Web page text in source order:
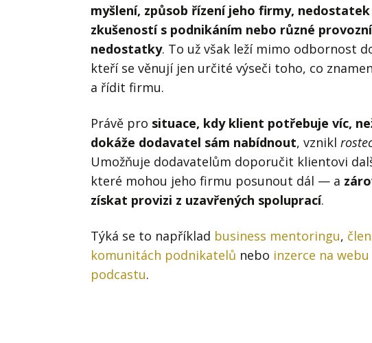
myšlení, způsob řízení jeho firmy, nedostatek
zkušeností s podnikáním nebo různé provozní
nedostatky. To už však leží mimo odbornost
kteří se věnují jen určité výseči toho, co
a řídit firmu.
Právě pro situace, kdy klient potřebuje víc,
dokáže dodavatel sám nabídnout, vznikl
Umožňuje dodavatelům doporučit klientovi
které mohou jeho firmu posunout dál — a
získat provizi z uzavřených spoluprací.
Týká se to například business mentoringu,
komunitách podnikatelů nebo inzerce na webu
podcastu.